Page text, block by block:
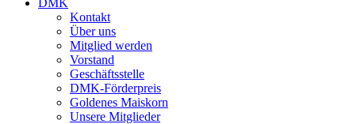
Kontakt
Über uns
Mitglied werden
Vorstand
Geschäftsstelle
DMK-Förderpreis
Goldenes Maiskorn
Unsere Mitglieder